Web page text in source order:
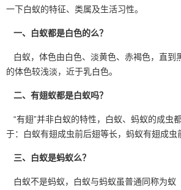
一下白蚁的特征、类属及生活习性。
一、白蚁都是白色的么？
白蚁，体色由白色、淡黄色、赤褐色，直到
的体色较浅淡，近于乳白色。
二、有翅蚁都是白蚁吗？
“有翅”并非白蚁的特性，白蚁、蚂蚁的成虫
于：白蚁有翅成虫前后翅等长，蚂蚁有翅成虫
三、白蚁是蚂蚁么？
白蚁不是蚂蚁，白蚁与蚂蚁虽普通同称为蚁